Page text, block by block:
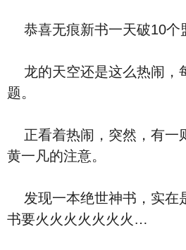
恭喜无痕新书一天破10个
龙的天空还是这么热闹，
题。
正看着热闹，突然，有一
黄一凡的注意。
发现一本绝世神书，实在
书要火火火火火火火…